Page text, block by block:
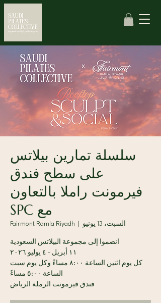
سلسلة تمارين بيلاتس
على سطح فندق
فيرمونت راملا بالتعاون
مع SPC
السبت، 13 يونيو Fairmont Ramla Riyadh
كل يوم اثنين الساعة ٨:٠٠ مساءً وكل يوم سبت
فندق فيرمونت الرملة الرياض